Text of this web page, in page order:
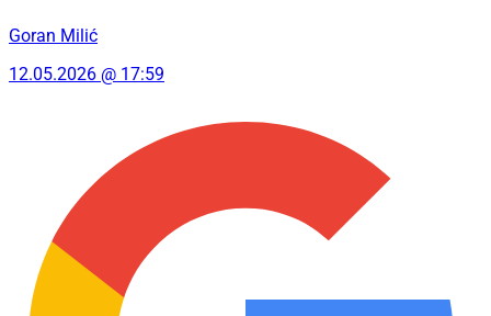
Goran Milić
12.05.2026 @ 17:59